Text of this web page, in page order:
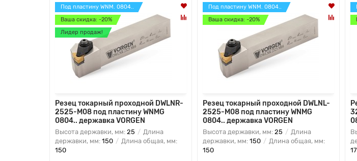
Под пластину WNM. 0804..
Ваша скидка: -20%
Лидер продаж!
Резец токарный проходной DWLNR-
2525-M08 под пластину WNMG
0804.. державка VORGEN
Высота державки, мм: 25
Длина
державки, мм: 150
Длина общая, мм:
150
Под пластину WNM. 0804..
Ваша скидка: -20%
Резец токарный проходной DWLNL-
2525-M08 под пластину WNMG
0804.. державка VORGEN
Высота державки, мм: 25
Длина
державки, мм: 150
Длина общая, мм:
150